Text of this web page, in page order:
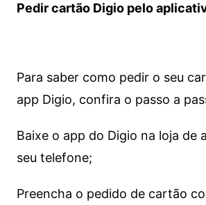
Pedir cartão Digio pelo
Para saber como pedir o seu
app Digio, confira o passo a
Baixe o app do Digio na loja de
seu telefone;
Preencha o pedido de cartão